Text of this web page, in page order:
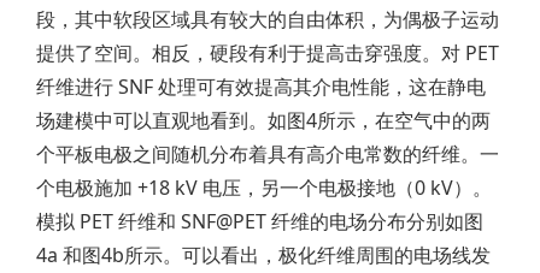
段，其中软段区域具有较大的自由体积，为偶极子运动
提供了空间。相反，硬段有利于提高击穿强度。对 PET
纤维进行 SNF 处理可有效提高其介电性能，这在静电
场建模中可以直观地看到。如图4所示，在空气中的两
个平板电极之间随机分布着具有高介电常数的纤维。一
个电极施加 +18 kV 电压，另一个电极接地（0 kV）。
模拟 PET 纤维和 SNF@PET 纤维的电场分布分别如图
4a 和图4b所示。可以看出，极化纤维周围的电场线发